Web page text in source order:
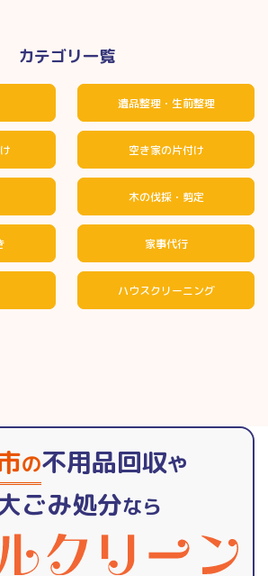
カテゴリ一覧
遺品整理・生前整理
空き家の片付け
木の伐採・剪定
家事代行
ハウスクリーニング
の不用品回収や
ごみ処分なら